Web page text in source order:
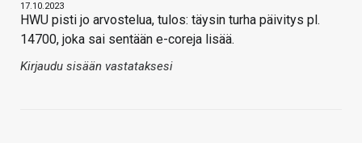
17.10.2023
HWU pisti jo arvostelua, tulos: täysin turha päivitys pl.
14700, joka sai sentään e-coreja lisää.
Kirjaudu sisään vastataksesi